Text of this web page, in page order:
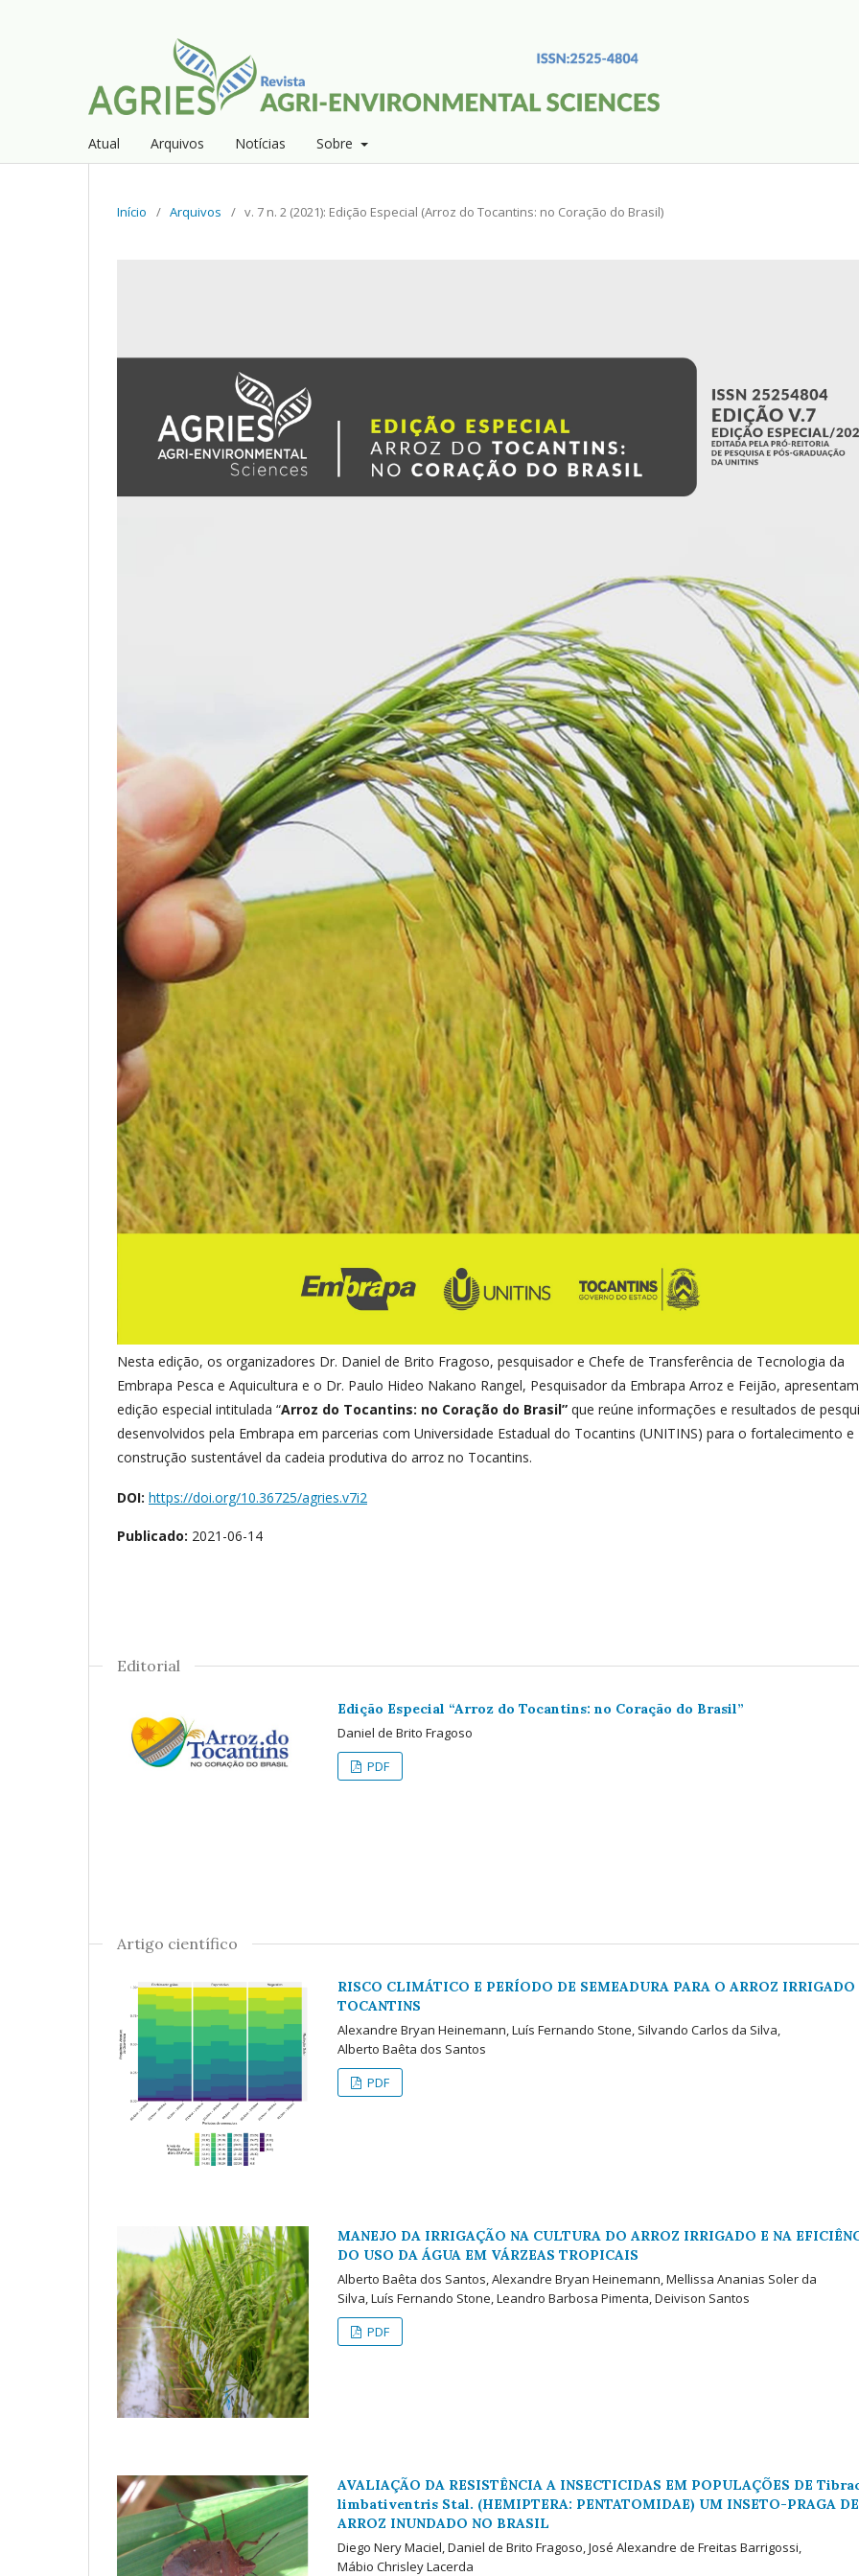
Atual Arquivos Notícias Sobre
Início / Arquivos / v. 7 n. 2 (2021): Edição Especial (Arroz do Tocantins: no Coração do Brasil)
Nesta edição, os organizadores Dr. Daniel de Brito Fragoso, pesquisador e Chefe de Transferência de Tecnologia da
Embrapa Pesca e Aquicultura e o Dr. Paulo Hideo Nakano Rangel, Pesquisador da Embrapa Arroz e Feijão,
edição especial intitulada “Arroz do Tocantins: no Coração do Brasil” que reúne informações e resultados de
desenvolvidos pela Embrapa em parcerias com Universidade Estadual do Tocantins (UNITINS) para o fortalecimento e
construção sustentável da cadeia produtiva do arroz no Tocantins.
DOI: https://doi.org/10.36725/agries.v7i2
Publicado: 2021-06-14
Editorial
Edição Especial “Arroz do Tocantins: no Coração do Brasil”
Daniel de Brito Fragoso
PDF
Artigo científico
RISCO CLIMÁTICO E PERÍODO DE SEMEADURA PARA O ARROZ IRRIGADO
TOCANTINS
Alexandre Bryan Heinemann, Luís Fernando Stone, Silvando Carlos da Silva,
Alberto Baêta dos Santos
PDF
MANEJO DA IRRIGAÇÃO NA CULTURA DO ARROZ IRRIGADO E NA
DO USO DA ÁGUA EM VÁRZEAS TROPICAIS
Alberto Baêta dos Santos, Alexandre Bryan Heinemann, Mellissa Ananias Soler da
Silva, Luís Fernando Stone, Leandro Barbosa Pimenta, Deivison Santos
PDF
AVALIAÇÃO DA RESISTÊNCIA A INSECTICIDAS EM POPULAÇÕES DE
limbativentris Stal. (HEMIPTERA: PENTATOMIDAE) UM INSETO-PRAGA DE
ARROZ INUNDADO NO BRASIL
Diego Nery Maciel, Daniel de Brito Fragoso, José Alexandre de Freitas Barrigossi,
Mábio Chrisley Lacerda